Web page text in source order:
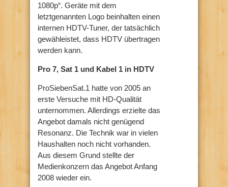
1080p“. Geräte mit dem
letztgenannten Logo beinhalten einen
internen HDTV-Tuner, der tatsächlich
gewähleistet, dass HDTV übertragen
werden kann.
Pro 7, Sat 1 und Kabel 1 in HDTV
ProSiebenSat.1 hatte von 2005 an
erste Versuche mit HD-Qualität
unternommen. Allerdings erzielte das
Angebot damals nicht genügend
Resonanz. Die Technik war in vielen
Haushalten noch nicht vorhanden.
Aus diesem Grund stellte der
Medienkonzern das Angebot Anfang
2008 wieder ein.